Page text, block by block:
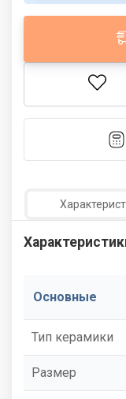
Основные
Тип керамики
Размер